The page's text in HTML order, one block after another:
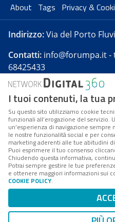
About Tags Privacy &
Indirizzo:Via del Porto
Contatti: info@forumpa.it-
68425433
Forumpa.itè una
presso Registro della
Reg. n. 182 del 2 maggio
FPA s.r.l. è società
Coordinamento da parte di
è un'azienda certificata
Codice Fiscale/Partita IVA
n.
I tuoi contenuti, la tua
Su questo sito utilizziamo cookie
funzionali all’erogazione del
un’esperienza di navigazione
le nostre funzionalità social e per
marketing aderenti alle tue abitudini
Puoi esprimere il tuo consenso
Chiudendo questa informativa,
Potrai sempre gestire le tue
e ottenere maggiori informazioni sui
COOKIE POLICY.